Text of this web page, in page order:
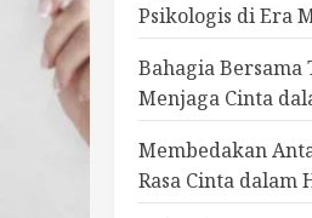
Psikologis di Era
Bahagia Bersama
Menjaga Cinta
Membedakan
Rasa Cinta dalam